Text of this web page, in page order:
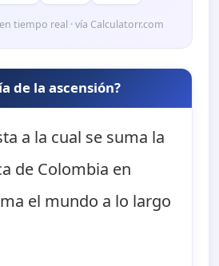
tiempo real · vía Calculatorr.com
de la ascensión?
a la cual se suma la
de Colombia en
el mundo a lo largo